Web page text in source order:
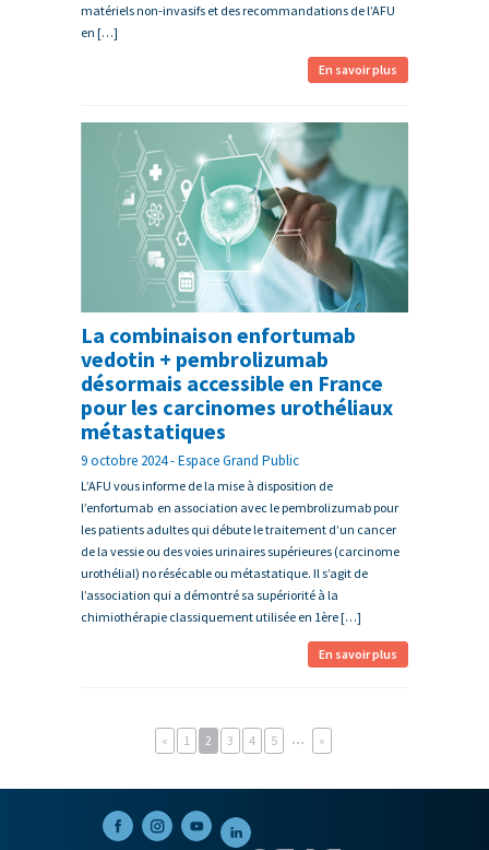
matériels non-invasifs et des recommandations de l’AFU
en […]
En savoir plus
La combinaison enfortumab
vedotin + pembrolizumab
désormais accessible en France
pour les carcinomes urothéliaux
métastatiques
9 octobre 2024 - Espace Grand Public
L’AFU vous informe de la mise à disposition de
l’enfortumab en association avec le pembrolizumab pour
les patients adultes qui débute le traitement d’un cancer
de la vessie ou des voies urinaires supérieures (carcinome
urothélial) no résécable ou métastatique. Il s’agit de
l’association qui a démontré sa supériorité à la
chimiothérapie classiquement utilisée en 1ère […]
En savoir plus
« 1 2 3 4 5 … »